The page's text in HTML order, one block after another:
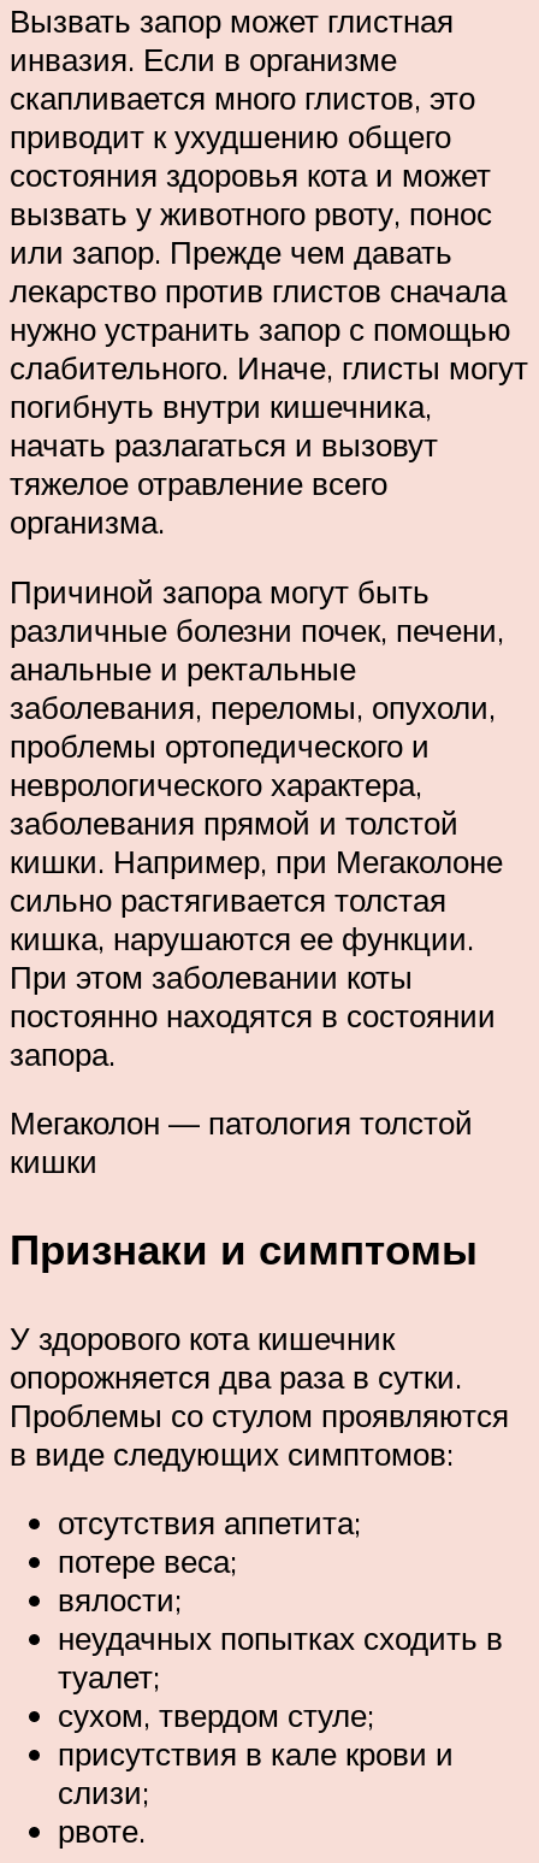
Вызвать запор может глистная
инвазия. Если в организме
скапливается много глистов, это
приводит к ухудшению общего
состояния здоровья кота и может
вызвать у животного рвоту, понос
или запор. Прежде чем давать
лекарство против глистов сначала
нужно устранить запор с помощью
слабительного. Иначе, глисты могут
погибнуть внутри кишечника,
начать разлагаться и вызовут
тяжелое отравление всего
организма.
Причиной запора могут быть
различные болезни почек, печени,
анальные и ректальные
заболевания, переломы, опухоли,
проблемы ортопедического и
неврологического характера,
заболевания прямой и толстой
кишки. Например, при Мегаколоне
сильно растягивается толстая
кишка, нарушаются ее функции.
При этом заболевании коты
постоянно находятся в состоянии
запора.
Мегаколон — патология толстой
кишки
Признаки и симптомы
У здорового кота кишечник
опорожняется два раза в сутки.
Проблемы со стулом проявляются
в виде следующих симптомов:
отсутствия аппетита;
потере веса;
вялости;
неудачных попытках сходить в
туалет;
сухом, твердом стуле;
присутствия в кале крови и
слизи;
рвоте.